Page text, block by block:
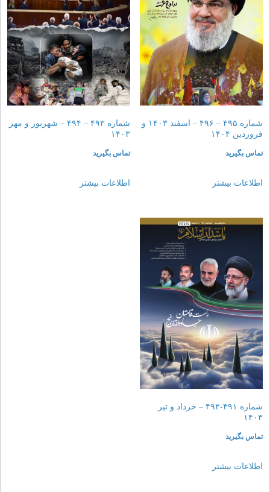
شماره ۴۹۵ – ۴۹۶ – اسفند ۱۴۰۳ و
فروردین ۱۴۰۴
تماس بگیرید
اطلاعات بیشتر
شماره ۴۹۳ – ۴۹۴ – شهریور و مهر
۱۴۰۳
تماس بگیرید
اطلاعات بیشتر
شماره ۴۹۱-۴۹۲ – خرداد و تیر
۱۴۰۳
تماس بگیرید
اطلاعات بیشتر